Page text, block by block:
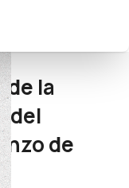
la
del
de